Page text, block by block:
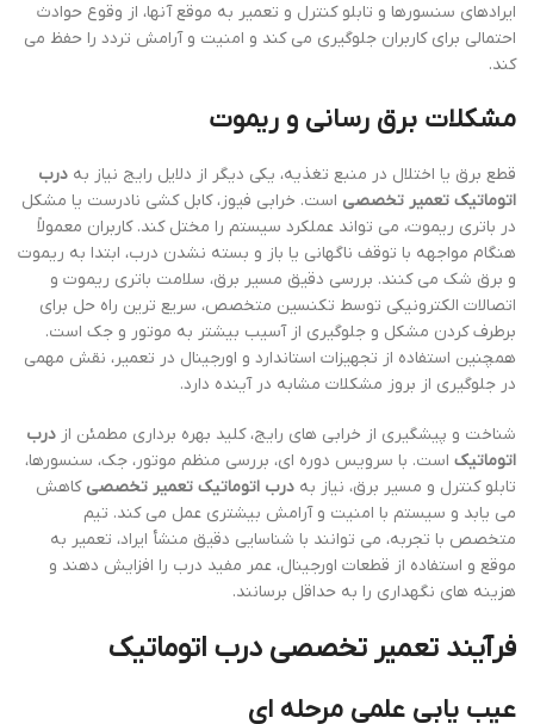
ایرادهای سنسورها و تابلو کنترل و تعمیر به موقع آنها، از وقوع حوادث
احتمالی برای کاربران جلوگیری می کند و امنیت و آرامش تردد را حفظ می
کند.
مشکلات برق رسانی و ریموت
قطع برق یا اختلال در منبع تغذیه، یکی دیگر از دلایل رایج نیاز به درب
اتوماتیک تعمیر تخصصی است. خرابی فیوز، کابل کشی نادرست یا مشکل
در باتری ریموت، می تواند عملکرد سیستم را مختل کند. کاربران معمولاً
هنگام مواجهه با توقف ناگهانی یا باز و بسته نشدن درب، ابتدا به ریموت
و برق شک می کنند. بررسی دقیق مسیر برق، سلامت باتری ریموت و
اتصالات الکترونیکی توسط تکنسین متخصص، سریع ترین راه حل برای
برطرف کردن مشکل و جلوگیری از آسیب بیشتر به موتور و جک است.
همچنین استفاده از تجهیزات استاندارد و اورجینال در تعمیر، نقش مهمی
در جلوگیری از بروز مشکلات مشابه در آینده دارد.
شناخت و پیشگیری از خرابی های رایج، کلید بهره برداری مطمئن از درب
اتوماتیک است. با سرویس دوره ای، بررسی منظم موتور، جک، سنسورها،
تابلو کنترل و مسیر برق، نیاز به درب اتوماتیک تعمیر تخصصی کاهش
می یابد و سیستم با امنیت و آرامش بیشتری عمل می کند. تیم
متخصص با تجربه، می توانند با شناسایی دقیق منشأ ایراد، تعمیر به
موقع و استفاده از قطعات اورجینال، عمر مفید درب را افزایش دهند و
هزینه های نگهداری را به حداقل برسانند.
فرآیند تعمیر تخصصی درب اتوماتیک
عیب یابی علمی مرحله ای